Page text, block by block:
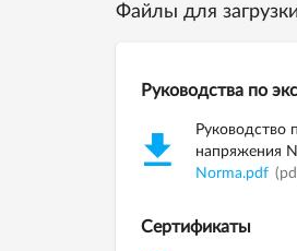
Файлы для загрузки
Руководства по
Руководство
напряжения
Norma.pdf
Сертификаты